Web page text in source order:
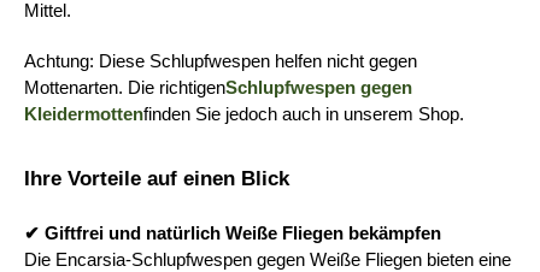
Mittel.
Achtung: Diese Schlupfwespen helfen nicht gegen
Mottenarten. Die richtigenSchlupfwespen gegen
Kleidermottenfinden Sie jedoch auch in unserem Shop.
Ihre Vorteile auf einen Blick
✔ Giftfrei und natürlich Weiße Fliegen bekämpfen
Die Encarsia-Schlupfwespen gegen Weiße Fliegen bieten eine